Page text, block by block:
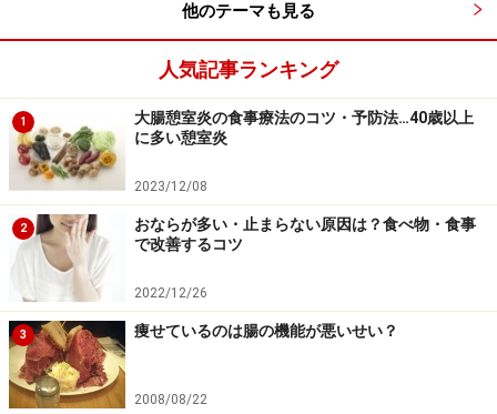
他のテーマも見る
人気記事ランキング
1
大腸憩室炎の食事療法のコツ・予防法…40歳以上
に多い憩室炎
2023/12/08
2
おならが多い・止まらない原因は？食べ物・食事
で改善するコツ
2022/12/26
3 痩せているのは腸の機能が悪いせい？
2008/08/22